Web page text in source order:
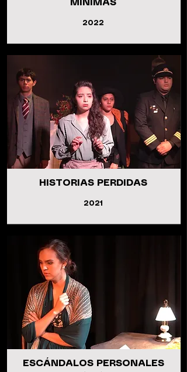
MINÍMAS
2022
HISTORIAS PERDIDAS
2021
ESCÁNDALOS PERSONALES